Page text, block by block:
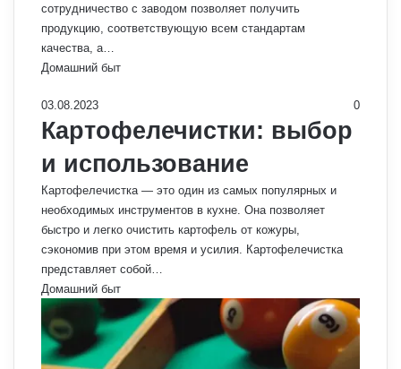
сотрудничество с заводом позволяет получить
продукцию, соответствующую всем стандартам
качества, а…
Домашний быт
03.08.2023 0
Картофелечистки: выбор
и использование
Картофелечистка — это один из самых популярных и
необходимых инструментов в кухне. Она позволяет
быстро и легко очистить картофель от кожуры,
сэкономив при этом время и усилия. Картофелечистка
представляет собой…
Домашний быт